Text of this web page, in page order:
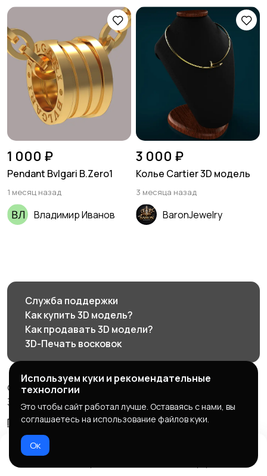
1 000 ₽
Pendant Bvlgari B.Zero1
1 месяц назад
Владимир Иванов
3 000 ₽
Колье Cartier 3D модель
3 месяца назад
BaronJewelry
Служба поддержки
Как купить 3D модель?
Как продавать 3D модели?
3D-Печать восковок
© 2026 3d585.ru - Маркетплейс ювелирного дизайна
3d585.ru
Правила сервиса
Политика конфиденциальности
Используем куки и рекомендательные
технологии
Это чтобы сайт работал лучше. Оставаясь с нами, вы
соглашаетесь на использование файлов куки.
Ок